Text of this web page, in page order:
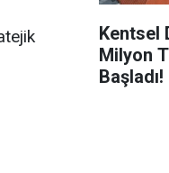
Kentsel
Milyon
Başladı!